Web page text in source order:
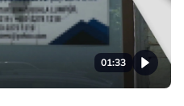
01:33